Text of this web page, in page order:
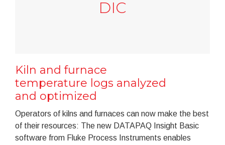
DIC
Kiln and furnace
temperature logs analyzed
and optimized
Operators of kilns and furnaces can now make the best
of their resources: The new DATAPAQ Insight Basic
software from Fluke Process Instruments enables